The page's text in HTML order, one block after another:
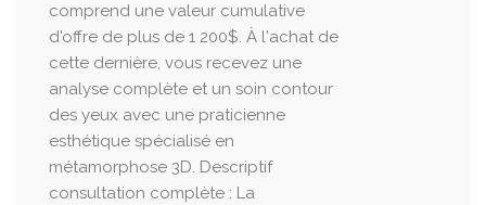
comprend une valeur cumulative
d'offre de plus de 1 200$. À l'achat de
cette dernière, vous recevez une
analyse complète et un soin contour
des yeux avec une praticienne
esthétique spécialisé en
métamorphose 3D. Descriptif
consultation complète : La